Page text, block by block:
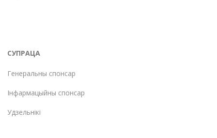
СУПРАЦА
Генеральны спонсар
Інфармацыйны спонсар
Удзельнікі